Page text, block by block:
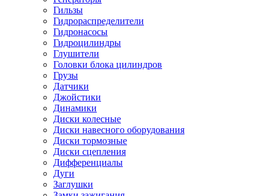
Гильзы
Гидрораспределители
Гидронасосы
Гидроцилиндры
Глушители
Головки блока цилиндров
Грузы
Датчики
Джойстики
Динамики
Диски колесные
Диски навесного оборудования
Диски тормозные
Диски сцепления
Дифференциалы
Дуги
Заглушки